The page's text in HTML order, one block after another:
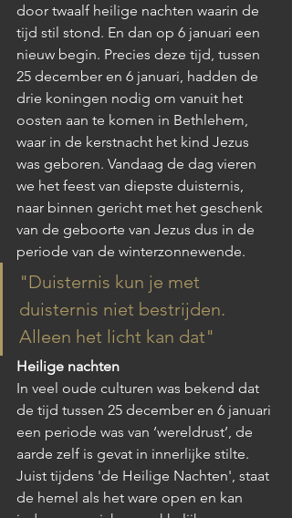
door twaalf heilige nachten waarin de
tijd stil stond. En dan op 6 januari een
nieuw begin. Precies deze tijd, tussen
25 december en 6 januari, hadden de
drie koningen nodig om vanuit het
oosten aan te komen in Bethlehem,
waar in de kerstnacht het kind Jezus
was geboren. Vandaag de dag vieren
we het feest van diepste duisternis,
naar binnen gericht met het geschenk
van de geboorte van Jezus dus in de
periode van de winterzonnewende.
"Duisternis kun je met
duisternis niet bestrijden.
Alleen het licht kan dat"
Heilige nachten
In veel oude culturen was bekend dat
de tijd tussen 25 december en 6 januari
een periode was van ‘wereldrust’, de
aarde zelf is gevat in innerlijke stilte.
Juist tijdens 'de Heilige Nachten', staat
de hemel als het ware open en kan